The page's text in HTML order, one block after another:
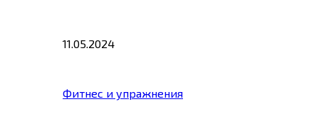
11.05.2024
Фитнес и упражнения